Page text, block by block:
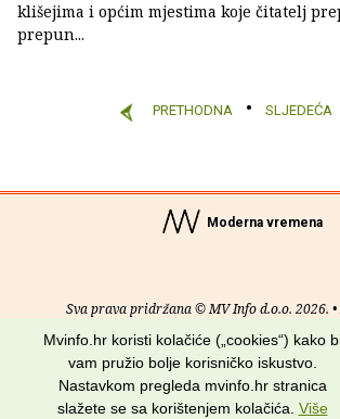
klišejima i općim mjestima koje čitatelj
prepun...
PRETHODNA SLJEDEĆA
Moderna vremena
Sva prava pridržana © MV Info d.o.o. 2026.
Uvjeti korištenja
Potraži nas na:
Mvinfo.hr koristi kolačiće („cookies“) kako
vam pružio bolje korisničko iskustvo.
Nastavkom pregleda mvinfo.hr stranica
slažete se sa korištenjem kolačića. Više